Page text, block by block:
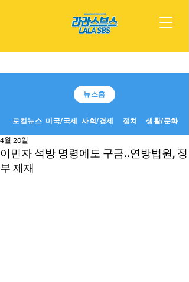
뉴스홈
로컬뉴스 미국/국제 사회/경제 정치 생활/문화
이민자 석방 명령에도 구금..연방법원, 정
부 제재
4월 20일